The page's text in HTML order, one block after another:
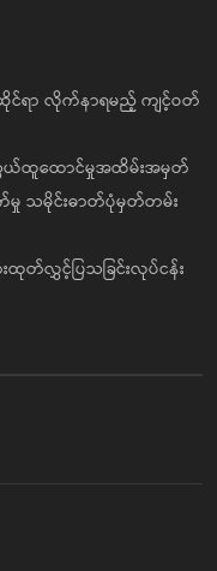
င်ရာ လိုက်နာရမည့် ကျင့်ဝတ်
သွယ်ထူထောင်မှုအထိမ်းအမှတ်
ရွက်မှု သမိုင်းဓာတ်ပုံမှတ်တမ်း
လွှင့်ပြသခြင်းလုပ်ငန်း